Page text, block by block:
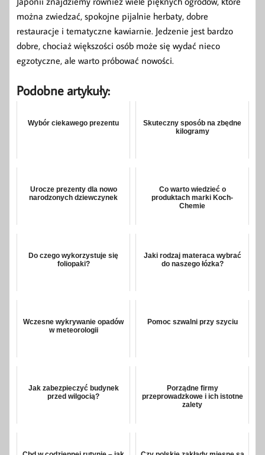
można zwiedzać, spokojne pijalnie herbaty, dobre
restauracje i tematyczne kawiarnie. Jedzenie jest bardzo
dobre, chociaż większości osób może się wydać nieco
egzotyczne, ale warto próbować nowości.
Podobne artykuły:
Wybór ciekawego prezentu
Skuteczny sposób na zbędne
kilogramy
Urocze prezenty dla nowo
narodzonych dziewczynek
Co warto wiedzieć o
produktach marki Koch-
Chemie
Do czego wykorzystuje się
foliopaki?
Jaki rodzaj materaca wybrać
do naszego łózka?
Wczesne wykrywanie opadów
w meteorologii
Pomoc szwalni przy szyciu
Jak zabezpieczyć budynek
przed wilgocią?
Porządne firmy
przeprowadzkowe i ich istotne
zalety